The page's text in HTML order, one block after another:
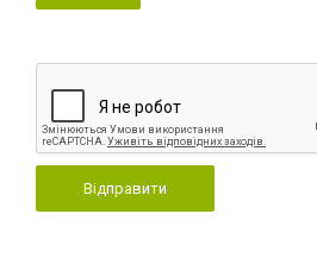
Відправити